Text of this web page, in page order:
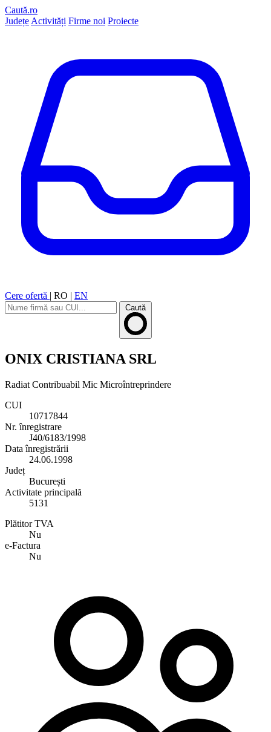
Caută.ro
Județe Activități Firme noi Proiecte
Cere ofertă | RO | EN
Caută
ONIX CRISTIANA SRL
Radiat Contribuabil Mic Microîntreprindere
CUI
10717844
Nr. înregistrare
J40/6183/1998
Data înregistrării
24.06.1998
Județ
București
Activitate principală
5131
Plătitor TVA
Nu
e-Factura
Nu